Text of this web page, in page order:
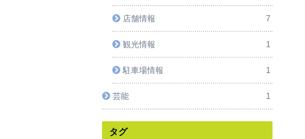
店舗情報 7
観光情報 1
駐車場情報 1
芸能 1
タグ